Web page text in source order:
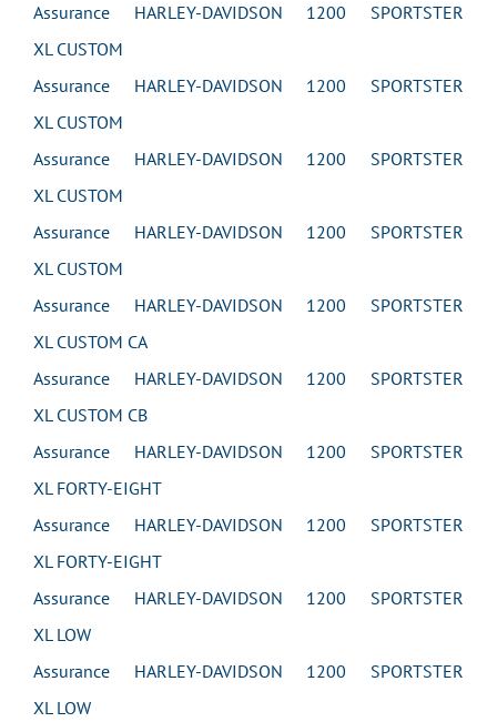
Assurance HARLEY-DAVIDSON 1200 SPORTSTER
XL CUSTOM
Assurance HARLEY-DAVIDSON 1200 SPORTSTER
XL CUSTOM
Assurance HARLEY-DAVIDSON 1200 SPORTSTER
XL CUSTOM
Assurance HARLEY-DAVIDSON 1200 SPORTSTER
XL CUSTOM
Assurance HARLEY-DAVIDSON 1200 SPORTSTER
XL CUSTOM CA
Assurance HARLEY-DAVIDSON 1200 SPORTSTER
XL CUSTOM CB
Assurance HARLEY-DAVIDSON 1200 SPORTSTER
XL FORTY-EIGHT
Assurance HARLEY-DAVIDSON 1200 SPORTSTER
XL FORTY-EIGHT
Assurance HARLEY-DAVIDSON 1200 SPORTSTER
XL LOW
Assurance HARLEY-DAVIDSON 1200 SPORTSTER
XL LOW